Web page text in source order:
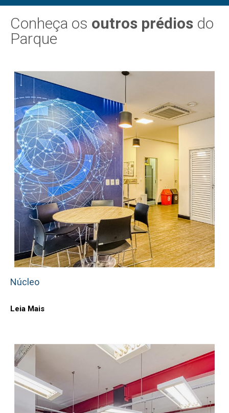
Conheça os outros prédios do
Parque
Núcleo
Leia Mais